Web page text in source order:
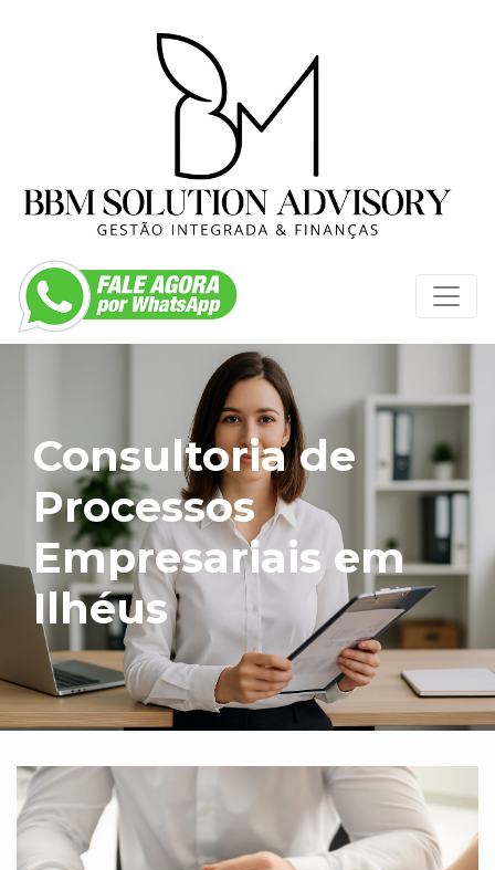
Consultoria de
Processos
Empresariais em
Ilhéus